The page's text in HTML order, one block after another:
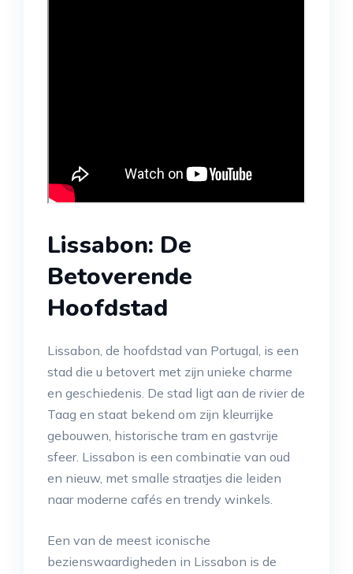
Lissabon: De
Betoverende
Hoofdstad
Lissabon, de hoofdstad van Portugal, is een
stad die u betovert met zijn unieke charme
en geschiedenis. De stad ligt aan de rivier de
Taag en staat bekend om zijn kleurrijke
gebouwen, historische tram en gastvrije
sfeer. Lissabon is een combinatie van oud
en nieuw, met smalle straatjes die leiden
naar moderne cafés en trendy winkels.
Een van de meest iconische
bezienswaardigheden in Lissabon is de